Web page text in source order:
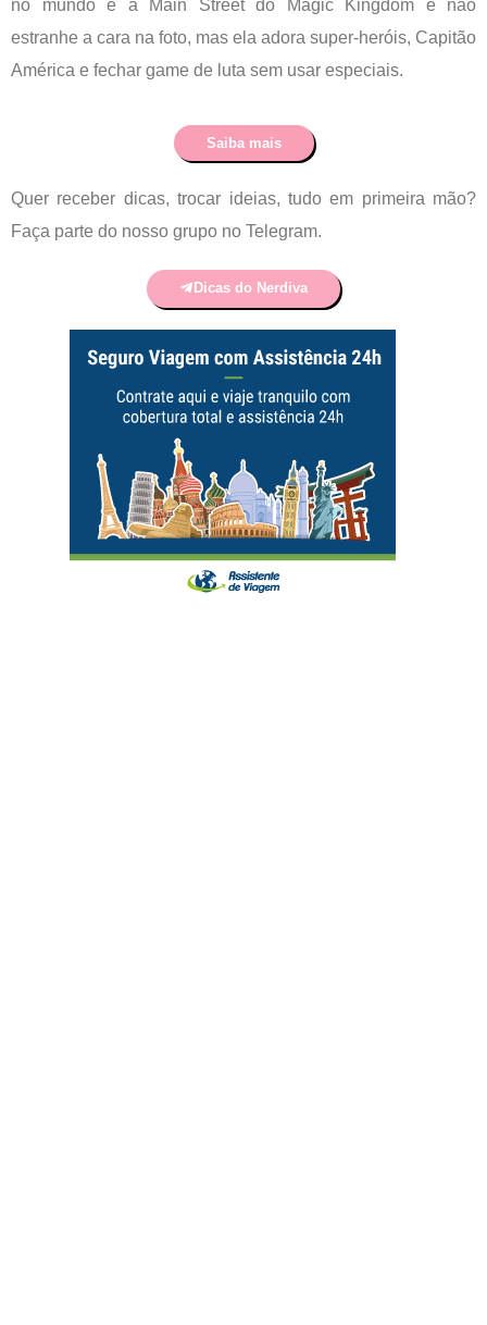
no mundo é a Main Street do Magic Kingdom e não
estranhe a cara na foto, mas ela adora super-heróis, Capitão
América e fechar game de luta sem usar especiais.
Saiba mais
Quer receber dicas, trocar ideias, tudo em primeira mão?
Faça parte do nosso grupo no Telegram.
Dicas do Nerdiva